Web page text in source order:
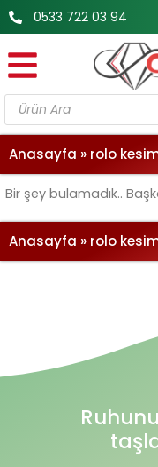
İçeriğe
atla
0533 722 03 94
Products
search
Anasayfa » rolo
Bir şey bulamadık..
Anasayfa » rolo